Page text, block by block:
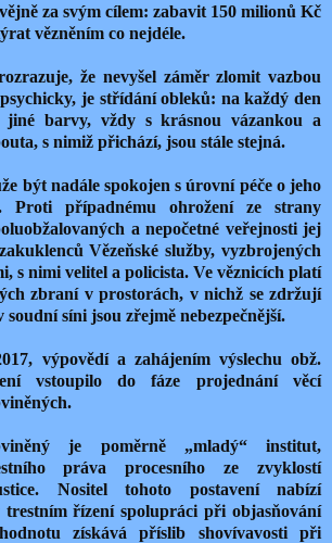
za svým cílem: zabavit 150 milionů Kč
vězněním co nejdéle.
že nevyšel záměr zlomit vazbou
je střídání obleků: na každý den
jiné barvy, vždy s krásnou vázankou a
s nimiž přichází, jsou stále stejná.
být nadále spokojen s úrovní péče o jeho
Proti případnému ohrožení ze strany
a nepočetné veřejnosti jej
Vězeňské služby, vyzbrojených
s nimi velitel a policista. Ve věznicích platí
zbraní v prostorách, v nichž se zdržují
síni jsou zřejmě nebezpečnější.
výpovědí a zahájením výslechu obž.
vstoupilo do fáze projednání věcí
je poměrně „mladý“ institut,
práva procesního ze zvyklostí
Nositel tohoto postavení nabízí
řízení spolupráci při objasňování
získává příslib shovívavosti při